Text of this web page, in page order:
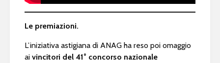
Le premiazioni.
L’iniziativa astigiana di ANAG ha reso poi omaggio
ai vincitori del 41° concorso nazionale